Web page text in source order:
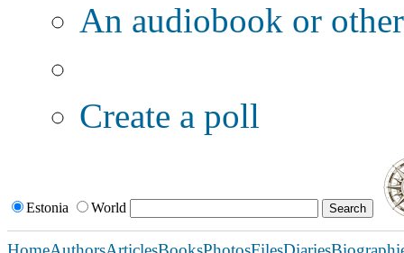
An audiobook or
Create a poll
Estonia World